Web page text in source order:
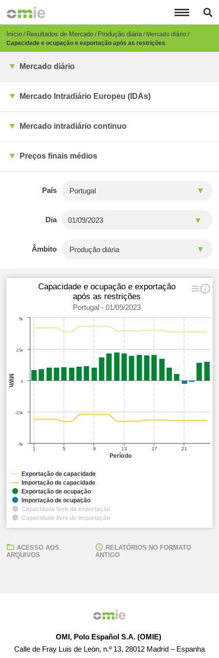
para
conteúdo
principal
Breadcrumb
Início Resultados de Mercado Produção diária Mercado diário
Capacidade e ocupação e exportação após as restrições
Mercado diário
Mercado Intradiário Europeu (IDAs)
Mercado intradiário continuo
Preços finais médios
País
Dia
Âmbito
Período
MWh
Capacidade e ocupação e exportação
após as restrições
Portugal - 01/09/2023
1 5 9 13 17 21
0
-5k
-2,5k
2,5k
5k
Exportação de capacidade
Importação de capacidade
Exportação de ocupação
Importação de ocupação
Capacidade livre de exportação
Capacidade livre de importação
ACESSO AOS
ARQUIVOS
RELATÓRIOS NO FORMATO
ANTIGO
OMI, Polo Español S.A. (OMIE)
Calle de Fray Luis de León, n.º 13, 28012 Madrid – Espanha